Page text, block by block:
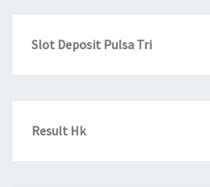
Slot Deposit Pulsa Tri
Result Hk